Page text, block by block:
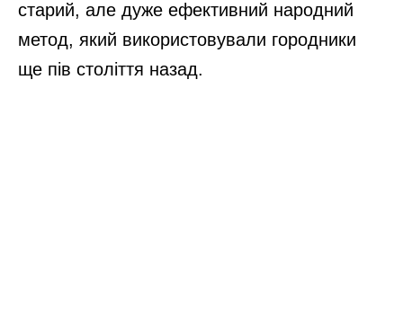
старий, але дуже ефективний народний
метод, який використовували городники
ще пів століття назад.